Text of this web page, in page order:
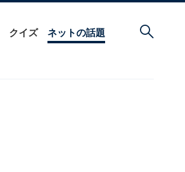
クイズ ネットの話題